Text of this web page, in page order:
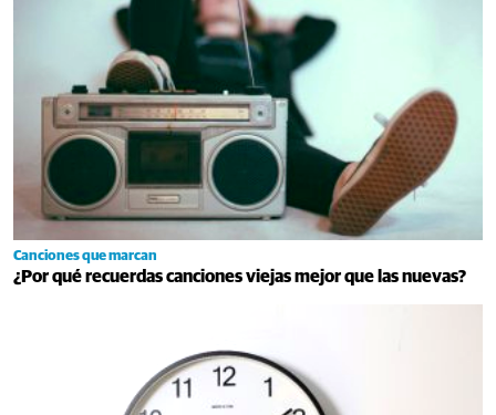
Canciones que marcan
¿Por qué recuerdas canciones viejas mejor que las nuevas?